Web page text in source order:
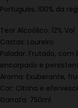
Português, 100% da
Teor Alcoólico: 12% Vol
Castas: Loureiro
Paladar: Frutado,
encorpado e
Aroma: Exuberante,
Cor: Citrina e
Garrafa: 750ml